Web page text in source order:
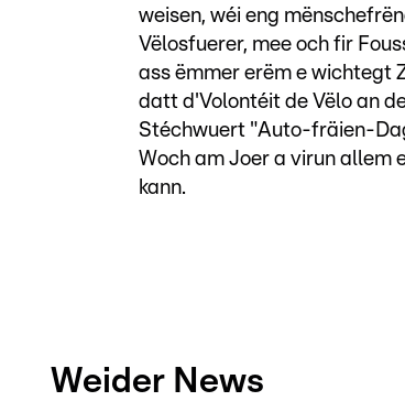
weisen, wéi eng
Vëlosfuerer, mee och fir
ass ëmmer erëm e wichtegt
datt d'Volontéit de Vëlo an
Stéchwuert "Auto-fräien-
Woch am Joer a virun allem
kann.
Weider News